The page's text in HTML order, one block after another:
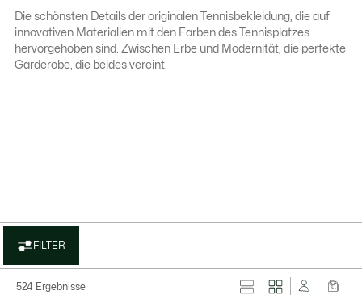
Die schönsten Details der originalen Tennisbekleidung, die auf
innovativen Materialien mit den Farben des Tennisplatzes
hervorgehoben sind. Zwischen Erbe und Modernität, die perfekte
Garderobe, die beides vereint.
FILTER
524 Ergebnisse